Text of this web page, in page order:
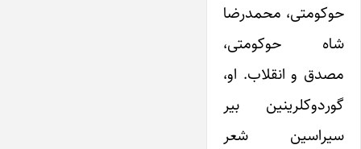
حوکومتی، محمدرضا
شاه حوکومتی،
مصدق و انقلاب. او،
گوردوکلرینین بیر
سیراسین شعر